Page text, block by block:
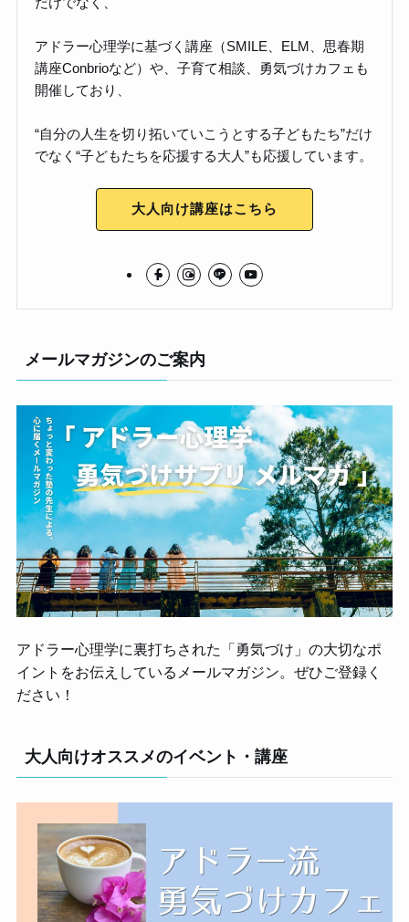
アドラー心理学に基づく講座（SMILE、ELM、思春期
講座Conbrioなど）や、子育て相談、勇気づけカフェも
開催しており、
“自分の人生を切り拓いていこうとする子どもたち”だけ
でなく“子どもたちを応援する大人”も応援しています。
大人向け講座はこちら
メールマガジンのご案内
アドラー心理学に裏打ちされた「勇気づけ」の大切なポ
イントをお伝えしているメールマガジン。ぜひご登録く
ださい！
大人向けオススメのイベント・講座